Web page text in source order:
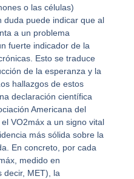
o las células)
duda puede indicar que al
a un problema
fuerte indicador de la
Esto se traduce
de la esperanza y la
hallazgos de estos
declaración científica
Americana del
VO2máx a un signo vital
más sólida sobre la
En concreto, por cada
medido en
decir, MET), la